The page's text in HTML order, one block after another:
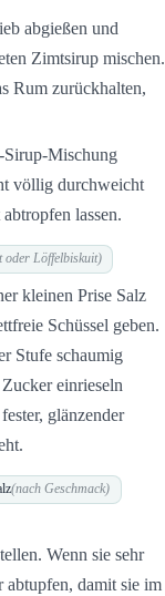
abgießen und
Zimtsirup mischen.
Rum zurückhalten,
Mischung
völlig durchweicht
lassen.
oder Löffelbiskuit)
kleinen Prise Salz
Schüssel geben.
Stufe schaumig
einrieseln
glänzender
(nach Geschmack)
Wenn sie sehr
damit sie im